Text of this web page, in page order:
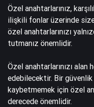
Özel anahtarlarınız,
ilişkili fonlar üzerinde
özel anahtarlarınızı
tutmanız önemlidir.
Özel anahtarlarınızı alan
edebilecektir. Bir güvenlik
kaybetmemek için özel
derecede önemlidir.